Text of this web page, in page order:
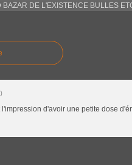
BAZAR DE L'EXISTENCE BULLES
d'avoir une petite dose